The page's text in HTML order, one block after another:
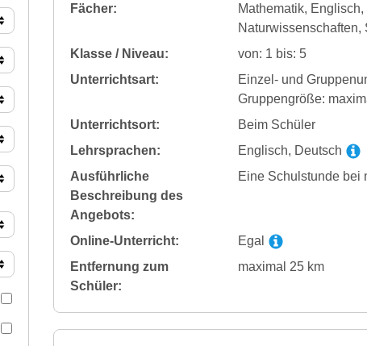
Fächer:
Mathematik,
Naturwissenschaften,
Klasse / Niveau:
von: 1 bis: 5
Unterrichtsart:
Einzel- und
Gruppengröße:
Unterrichtsort:
Beim Schüler
Lehrsprachen:
Englisch, Deutsch
Ausführliche
Beschreibung des
Angebots:
Eine Schulstunde bei
Online-Unterricht:
Egal
Entfernung zum
Schüler:
maximal 25 km